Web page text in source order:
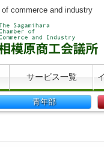
commerce and industry
サービス一覧
青年部